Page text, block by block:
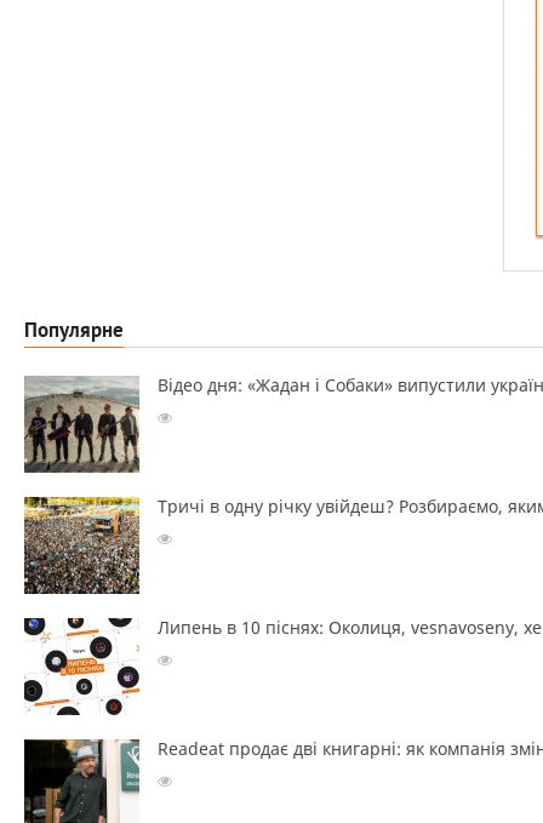
Популярне
Відео дня: «Жадан і Собаки» випустили
Тричі в одну річку увійдеш? Розбираємо,
Липень в 10 піснях: Околиця, vesnavoseny,
Readeat продає дві книгарні: як компанія